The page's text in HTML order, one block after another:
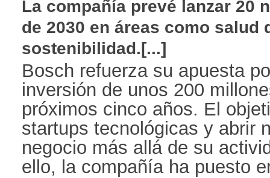
La compañía prevé lanzar 20
de 2030 en áreas como
sostenibilidad.[...]
Bosch refuerza su apuesta
inversión de unos 200
próximos cinco años. El
startups tecnológicas y abrir
negocio más allá de su
ello, la compañía ha puesto